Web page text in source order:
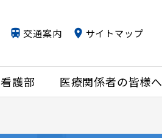
看護部 医療関係者の皆様へ
交通案内 サイトマップ